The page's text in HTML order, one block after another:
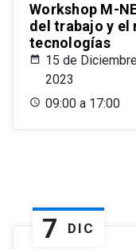
Workshop M-
del trabajo y el
tecnologías
15 de
2023
09:00 a 17:00
7 DIC